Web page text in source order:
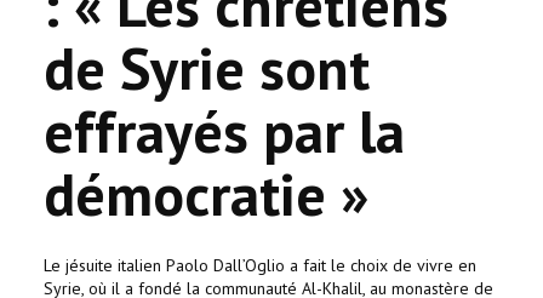
EVENTS
🔔 VERKIEZINGEN 2026 🗳️
KERK
de Syrie sont
effrayés par la
démocratie »
Le jésuite italien Paolo Dall’Oglio a fait le choix de vivre en
Syrie, où il a fondé la communauté Al-Khalil, au monastère de